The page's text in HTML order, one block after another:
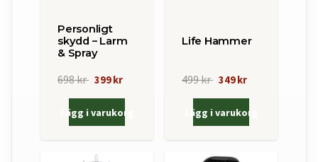
Personligt
skydd – Larm
& Spray
698 kr 399 kr
Lägg i varukorg
Life Hammer
499 kr 349 kr
Lägg i varukorg